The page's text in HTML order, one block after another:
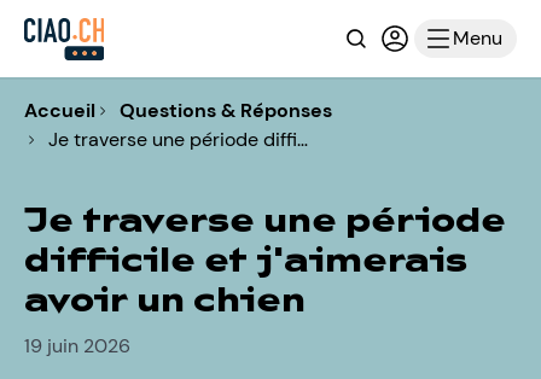
RechercheConnexion
Menu
Accueil
Questions & Réponses
Je traverse une période diffi…
Je traverse une période
difficile et j'aimerais
avoir un chien
19 juin 2026